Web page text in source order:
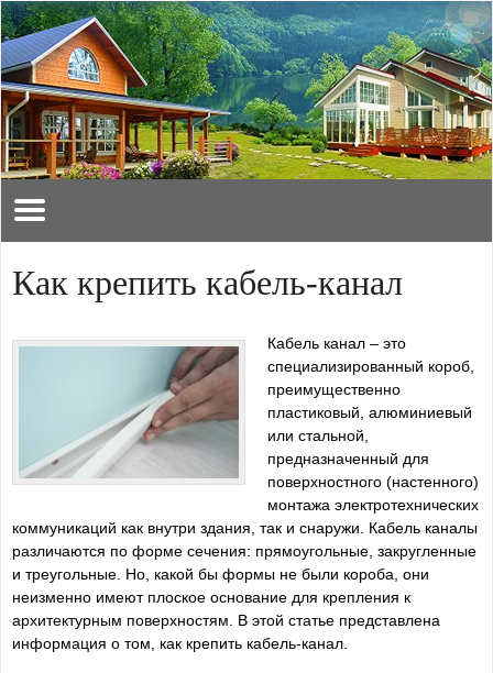
Как крепить кабель-канал
Кабель канал – это
специализированный короб,
преимущественно
пластиковый, алюминиевый
или стальной,
предназначенный для
поверхностного (настенного)
монтажа электротехнических
коммуникаций как внутри здания, так и снаружи. Кабель каналы
различаются по форме сечения: прямоугольные, закругленные
и треугольные. Но, какой бы формы не были короба, они
неизменно имеют плоское основание для крепления к
архитектурным поверхностям. В этой статье представлена
информация о том, как крепить кабель-канал.